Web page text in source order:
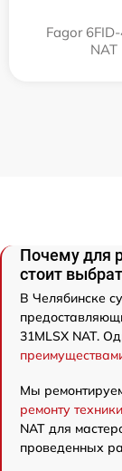
Fagor
NAT
Почему для
стоит
В Челябинске
31MLSX NAT.
Мы
ремонту
NAT для
проведенных